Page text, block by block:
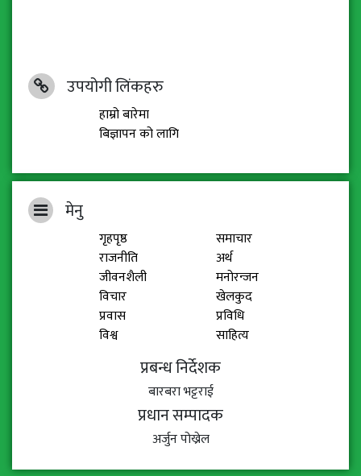
उपयोगी लिंकहरु
हाम्रो बारेमा
बिज्ञापन को लागि
मेनु
गृहपृष्ठ
समाचार
राजनीति
अर्थ
जीवनशैली
मनोरन्जन
विचार
खेलकुद
प्रवास
प्रविधि
विश्व
साहित्य
प्रबन्ध निर्देशक
बारबरा भट्टराई
प्रधान सम्पादक
अर्जुन पोख्रेल